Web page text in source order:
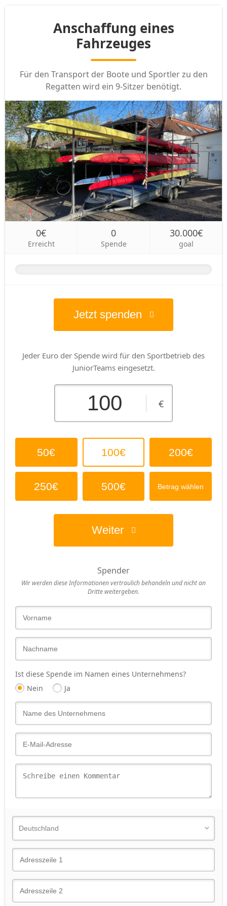
Anschaffung eines
Fahrzeuges
Für den Transport der Boote und Sportler zu den
Regatten wird ein 9-Sitzer benötigt.
0€
Erreicht
0
Spende
30.000€
goal
Jetzt spenden
Jeder Euro der Spende wird für den Sportbetrieb des
JuniorTeams eingesetzt.
€
50€ 100€ 200€
250€ 500€ Betrag wählen
Weiter
Spender
Wir werden diese Informationen vertraulich behandeln und nicht an
Dritte weitergeben.
Ist diese Spende im Namen eines Unternehmens?
Nein
Ja